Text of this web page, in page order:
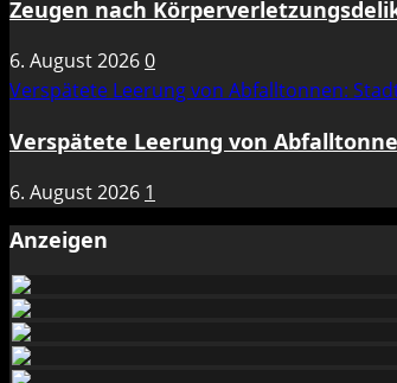
Zeugen nach
6. August 20260
Verspätete Leerung von Abfalltonnen:
Verspätete Leerung von
6. August 2026 1
Anzeigen